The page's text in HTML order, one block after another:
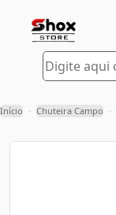
Início › Chuteira Campo ›